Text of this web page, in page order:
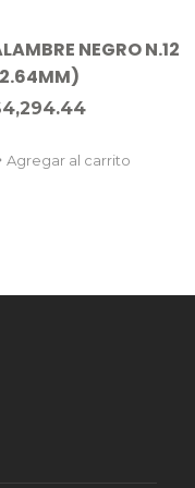
NEGRO N.12
4,294.44
Agregar al carrito